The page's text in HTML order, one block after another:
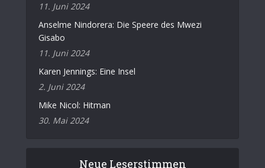
11. Juni 2024
Anselme Nindorera: Die Speere des Mwezi
Gisabo
11. Juni 2024
Karen Jennings: Eine Insel
2. Juni 2024
Mike Nicol: Hitman
30. Mai 2024
Neue Leserstimmen